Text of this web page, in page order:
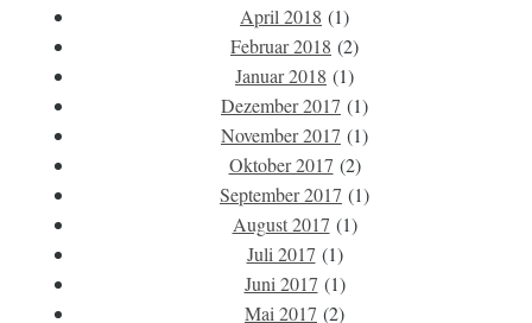
April 2018 (1)
Februar 2018 (2)
Januar 2018 (1)
Dezember 2017 (1)
November 2017 (1)
Oktober 2017 (2)
September 2017 (1)
August 2017 (1)
Juli 2017 (1)
Juni 2017 (1)
Mai 2017 (2)